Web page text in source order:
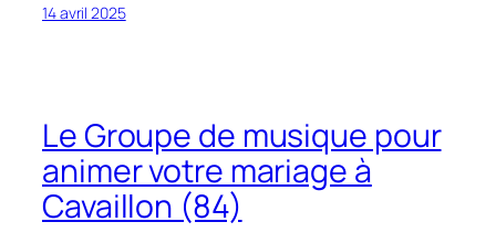
14 avril 2025
Le Groupe de musique pour
animer votre mariage à
Cavaillon (84)